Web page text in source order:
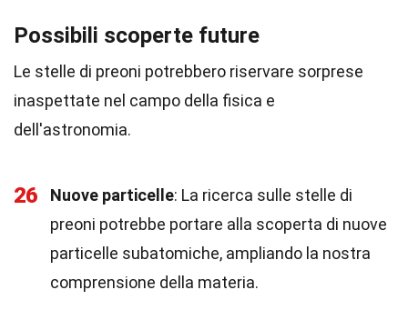
Possibili scoperte future
Le stelle di preoni potrebbero riservare sorprese
inaspettate nel campo della fisica e
dell'astronomia.
26 Nuove particelle: La ricerca sulle stelle di
preoni potrebbe portare alla scoperta di nuove
particelle subatomiche, ampliando la nostra
comprensione della materia.